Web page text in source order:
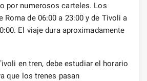
por numerosos carteles. Los
Roma de 06:00 a 23:00 y de Tivoli a
El viaje dura aproximadamente
en tren, debe estudiar el horario
que los trenes pasan